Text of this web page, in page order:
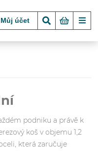
Můj účet
podniku a právě k
koš v objemu 1,2
která zaručuje